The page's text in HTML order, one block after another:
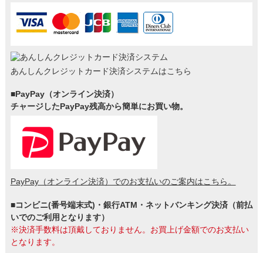
あんしんクレジットカード決済システムはこちら
■PayPay（オンライン決済）
チャージしたPayPay残高から簡単にお買い物。
PayPay（オンライン決済）でのお支払いのご案内はこちら。
■コンビニ(番号端末式)・銀行ATM・ネットバンキング決済（前払
いでのご利用となります）
※決済手数料は頂戴しておりません。お買上げ金額でのお支払い
となります。